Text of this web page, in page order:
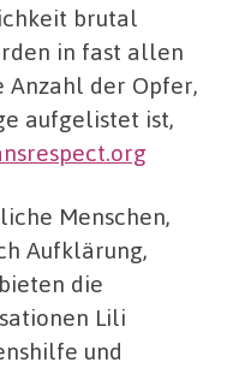
brutal
in fast allen
der Opfer,
aufgelistet ist,
Menschen,
Aufklärung,
die
Lili
und